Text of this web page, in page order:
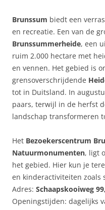
Brunssum biedt een
en recreatie. Een van de
Brunssummerheide, een
ruim 2.000 hectare met
en vennen. Het gebied is
grensoverschrijdende
tot in Duitsland. In
paars, terwijl in de herfst
landschap transformeren
Het Bezoekerscentrum
Natuurmonumenten, ligt
het gebied. Hier kun je
en kinderactiviteiten zoals
Adres: Schaapskooiweg
Openingstijden: dagelijks